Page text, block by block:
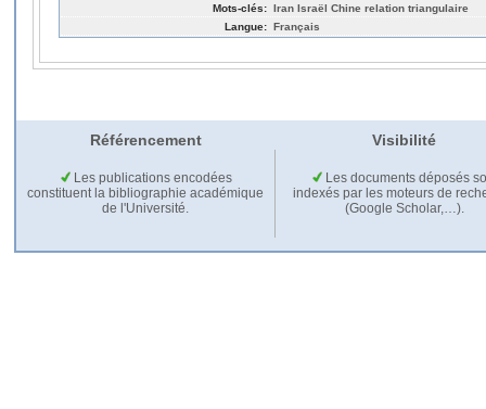
Mots-clés: Iran Israël Chine relation triangulaire
Langue: Français
Référencement Visibilité
Les publications encodées
constituent la bibliographie académique
de l'Université.
Les documents déposés
indexés par les moteurs de
(Google Scholar,…).